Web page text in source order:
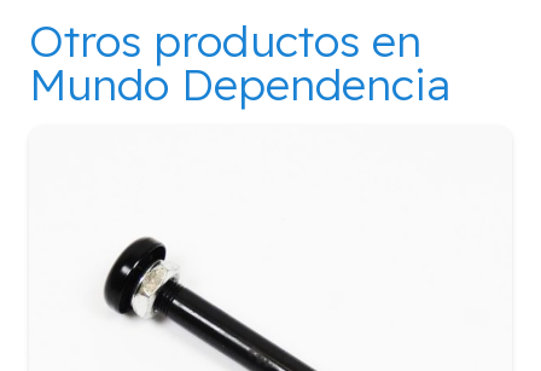
Otros productos en
Mundo Dependencia